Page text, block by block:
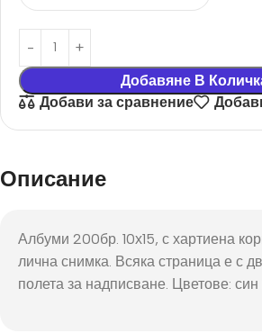
Добавяне В
Добави за сравнение
Описание
Албуми 200бр. 10х15, с хартиена
лична снимка. Всяка страница е с
полета за надписване. Цветове: син